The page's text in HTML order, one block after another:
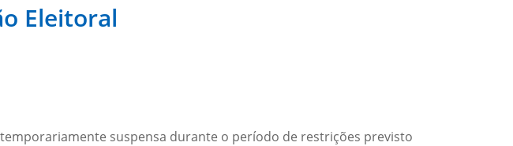
Eleitoral
suspensa durante o período de restrições previsto